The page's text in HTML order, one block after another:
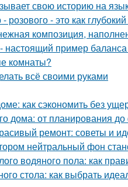
свою историю на
розового - это как
композиция,
пример баланса
комнаты?
всё своими руками
как сэкономить без
дома: от планирования
ремонт: советы и
нейтральный фон
водяного пола: как
стола: как выбрать